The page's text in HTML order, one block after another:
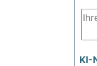
KI-